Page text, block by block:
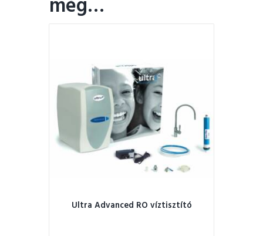
még…
Ultra Advanced RO víztisztító